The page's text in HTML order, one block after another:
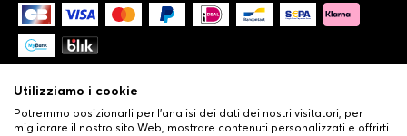
Utilizziamo i cookie
Potremmo posizionarli per l'analisi dei dati dei nostri visitatori, per
migliorare il nostro sito Web, mostrare contenuti personalizzati e offrirti